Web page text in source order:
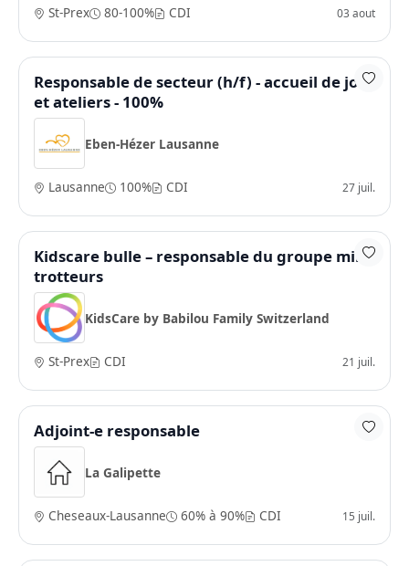
St-Prex 80-100% CDI 03 aout
Responsable de secteur (h/f) - accueil de jour
et ateliers - 100%
Eben-Hézer Lausanne
Lausanne 100% CDI 27 juil.
Kidscare bulle – responsable du groupe mini
trotteurs
KidsCare by Babilou Family Switzerland
St-Prex CDI 21 juil.
Adjoint-e responsable
La Galipette
Cheseaux-Lausanne 60% à 90% CDI 15 juil.